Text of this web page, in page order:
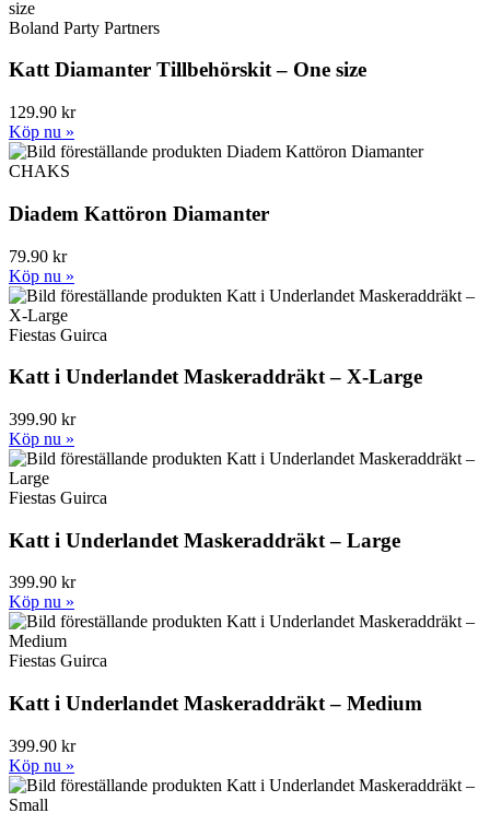
Boland Party Partners
Katt Diamanter Tillbehörskit – One size
129.90 kr
Köp nu »
CHAKS
Diadem Kattöron Diamanter
79.90 kr
Köp nu »
Fiestas Guirca
Katt i Underlandet Maskeraddräkt – X-Large
399.90 kr
Köp nu »
Fiestas Guirca
Katt i Underlandet Maskeraddräkt – Large
399.90 kr
Köp nu »
Fiestas Guirca
Katt i Underlandet Maskeraddräkt – Medium
399.90 kr
Köp nu »